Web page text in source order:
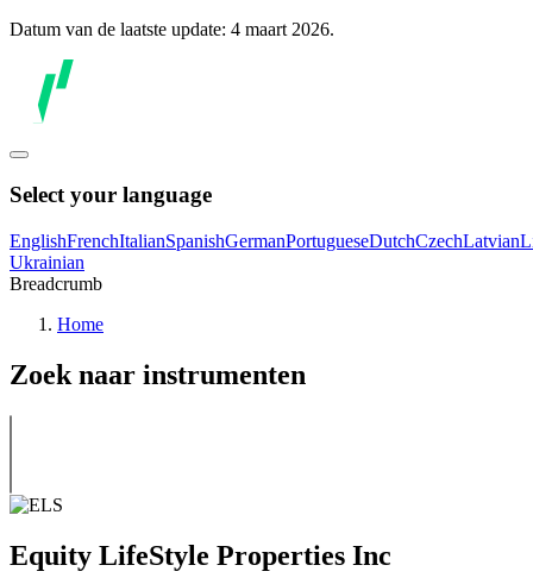
Datum van de laatste update: 4 maart 2026.
Select your language
EnglishFrenchItalianSpanishGermanPortugueseDutchCzechLatvian
Ukrainian
Breadcrumb
Home
Zoek naar instrumenten
Equity LifeStyle Properties Inc